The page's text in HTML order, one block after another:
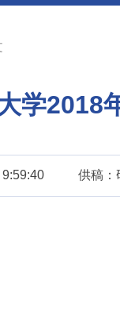
学2018
供稿：